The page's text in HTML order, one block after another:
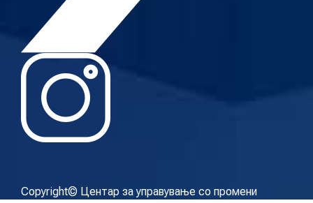
Copyright© Центар за управување со промени